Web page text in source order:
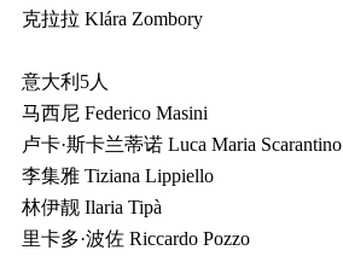
克拉拉 Klára Zombory
意大利5人
马西尼 Federico Masini
卢卡·斯卡兰蒂诺 Luca Maria Scarantino
李集雅 Tiziana Lippiello
林伊靓 Ilaria Tipà
里卡多·波佐 Riccardo Pozzo